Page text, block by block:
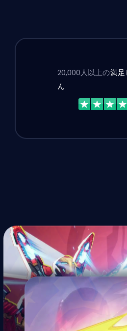
20,000人以上の満足
ん